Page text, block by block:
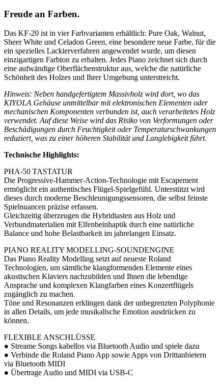
Freude an Farben.
Das KF-20 ist in vier Farbvarianten erhältlich: Pure Oak, Walnut,
Sheer White und Celadon Green, eine besondere neue Farbe, für die
ein spezielles Lackierverfahren angewendet wurde, um diesen
einzigartigen Farbton zu erhalten. Jedes Piano zeichnet sich durch
eine aufwändige Oberflächenstruktur aus, welche die natürliche
Schönheit des Holzes und Ihrer Umgebung unterstreicht.
Hinweis: Neben handgefertigtem Massivholz wird dort, wo das
KIYOLA Gehäuse unmittelbar mit elektronischen Elementen oder
mechanischen Komponenten verbunden ist, auch verarbeitetes Holz
verwendet. Auf diese Weise wird das Risiko von Verformungen oder
Beschädigungen durch Feuchtigkeit oder Temperaturschwankungen
reduziert, was zu einer höheren Stabilität und Langlebigkeit führt.
Technische Highlights:
PHA-50 TASTATUR
Die Progressive-Hammer-Action-Technologie mit Escapement
ermöglicht ein authentisches Flügel-Spielgefühl. Unterstützt wird
dieses durch moderne Beschleunigungssensoren, die selbst feinste
Spielnuancen präzise erfassen.
Gleichzeitig überzeugen die Hybridtasten aus Holz und
Verbundmaterialien mit Elfenbeinhaptik durch eine natürliche
Balance und hohe Belastbarkeit im jahrelangen Einsatz.
PIANO REALITY MODELLING-SOUNDENGINE
Das Piano Reality Modelling setzt auf neueste Roland
Technologien, um sämtliche klangformenden Elemente eines
akustischen Klaviers nachzubilden und Ihnen die lebendige
Ansprache und komplexen Klangfarben eines Konzertflügels
zugänglich zu machen.
Töne und Resonanzen erklingen dank der unbegrenzten Polyphonie
in allen Details, um jede musikalische Emotion ausdrücken zu
können.
FLEXIBLE ANSCHLÜSSE
● Streame Songs kabellos via Bluetooth Audio und spiele dazu
● Verbinde die Roland Piano App sowie Apps von Drittanbietern
via Bluetooth MIDI
● Übertrage Audio und MIDI via USB-C